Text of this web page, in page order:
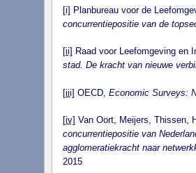
[i] Planbureau voor de
concurrentiepositie van de
[ii] Raad voor Leefomgeving en
stad. De kracht van nieuwe
[iii] OECD, Economic Surveys:
[iv] Van Oort, Meijers, Thissen,
concurrentiepositie van
agglomeratiekracht naar
2015